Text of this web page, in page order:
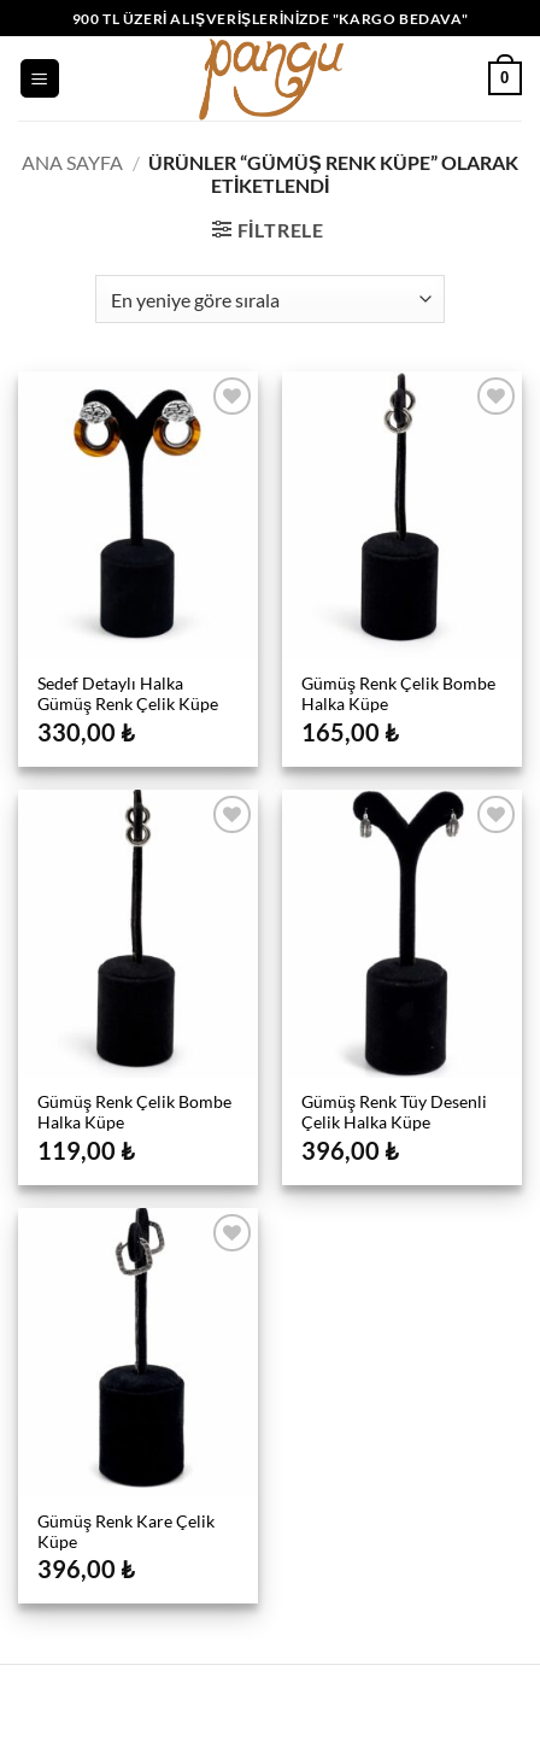
atla
900 TL ÜZERI ALIŞVERIŞLERINIZDE "KARGO BEDAVA"
0
ANA SAYFA / ÜRÜNLER “GÜMÜŞ RENK KÜPE” OLARAK
ETIKETLENDI
FILTRELE
Sedef Detaylı Halka
Gümüş Renk Çelik Küpe
330,00 ₺
Gümüş Renk Çelik Bombe
Halka Küpe
165,00 ₺
Gümüş Renk Çelik Bombe
Halka Küpe
119,00 ₺
Gümüş Renk Tüy Desenli
Çelik Halka Küpe
396,00 ₺
Gümüş Renk Kare Çelik
Küpe
396,00 ₺